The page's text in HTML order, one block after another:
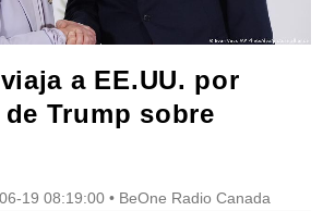
a EE.UU. por
Trump sobre
19 08:19:00 • BeOne Radio Canada